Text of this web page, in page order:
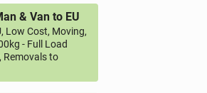
& Van to EU
Low Cost, Moving,
- Full Load
Removals to